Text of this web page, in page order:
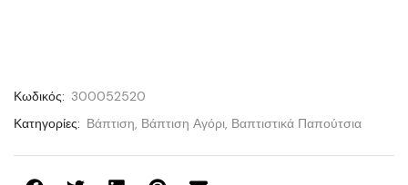
Κωδικός: 300052520
Κατηγορίες: Βάπτιση, Βάπτιση Αγόρι, Βαπτιστικά Παπούτσια